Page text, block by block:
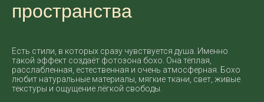
пространства
Есть стили, в которых сразу чувствуется душа. Именно
такой эффект создаёт фотозона бохо. Она тёплая,
расслабленная, естественная и очень атмосферная. Бохо
любит натуральные материалы, мягкие ткани, свет, живые
текстуры и ощущение лёгкой свободы.